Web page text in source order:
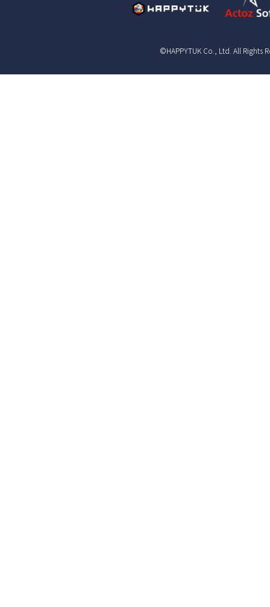
©HAPPYTUK Co., Ltd. All Rights